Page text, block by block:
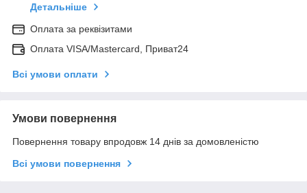
Детальніше
Оплата за реквізитами
Оплата VISA/Mastercard, Приват24
Всі умови оплати
Умови повернення
Повернення товару впродовж 14 днів за домовленістю
Всі умови повернення